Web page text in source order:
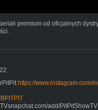
premium od oficjalnych
https://www.instagram.com/
add/PitPitShowTV